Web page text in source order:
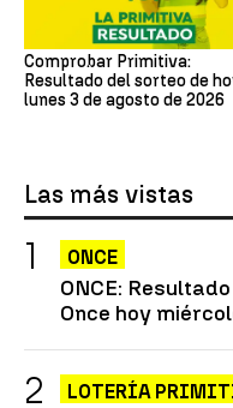
Comprobar Primitiva:
Resultado del sorteo de
lunes 3 de agosto de 2026
Las más vistas
ONCE
ONCE:
Once hoy
LOTERÍA